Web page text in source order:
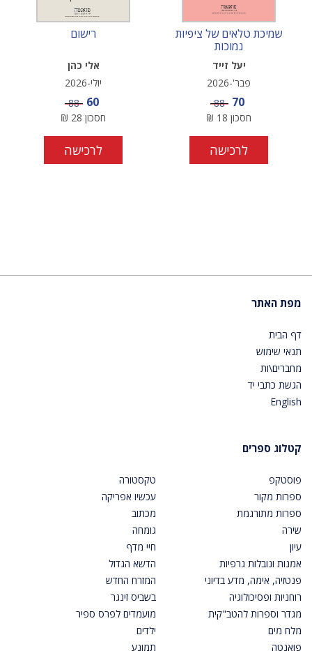
שמיכת טלאים של ציפיות
נמוכות
יעל זייד
פבר'-2026
מחיר מבצע
70 מחיר
88
חסכון 18
₪
לרכישה
רישום
אלי כהן
יולי-2026
מחיר מבצע
60 מחיר
88
חסכון 28
₪
לרכישה
מפת האתר
דף הבית
תנאי שימוש
מחברים\ות
הגשת כתבי יד
English
קטלוג ספרים
פוסטקפ
ספרות מקור
ספרות מתורגמת
שירה
עיון
אמנות ונובלות גרפיות
פנטזיה, אימה, מדע בדיוני
רוחניות ופסיכולוגיה
מגדר וספרות להטב"קית
מלח מים
פואנטה
טקסטורה
עכשיו אפריקה
מכתוב
גומחה
חיי מדף
הדשא הגדול
המזרח החדש
בשביס זינגר
מועמדים לפרס ספיר
ילדים
תמונע